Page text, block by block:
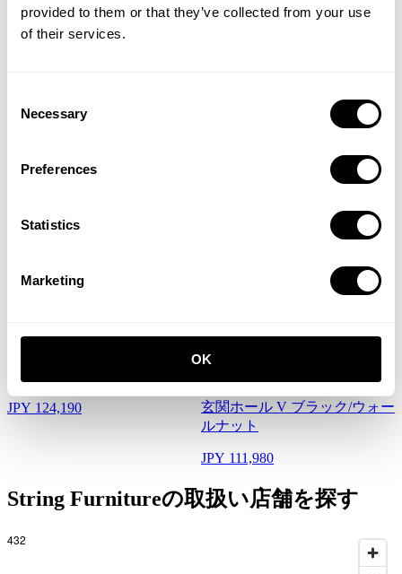
provided to them or that they’ve collected from your use
of their services.
Selection
Necessary
Preferences
Statistics
Marketing
OK
玄関ホール S ベージュ/ベージ
玄関ホール C ホワイト/ホワイ
イト
JPY 124,190
玄関ホール V ブラック/ウォー
ルナット
JPY 111,980
String Furnitureの取扱い店舗を探す
432